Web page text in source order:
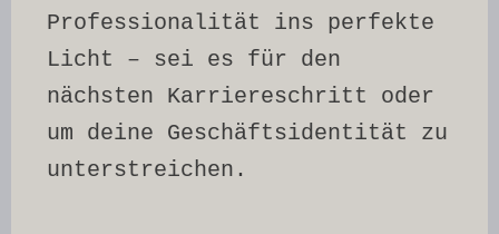
Professionalität ins perfekte
Licht – sei es für den
nächsten Karriereschritt oder
um deine Geschäftsidentität zu
unterstreichen.